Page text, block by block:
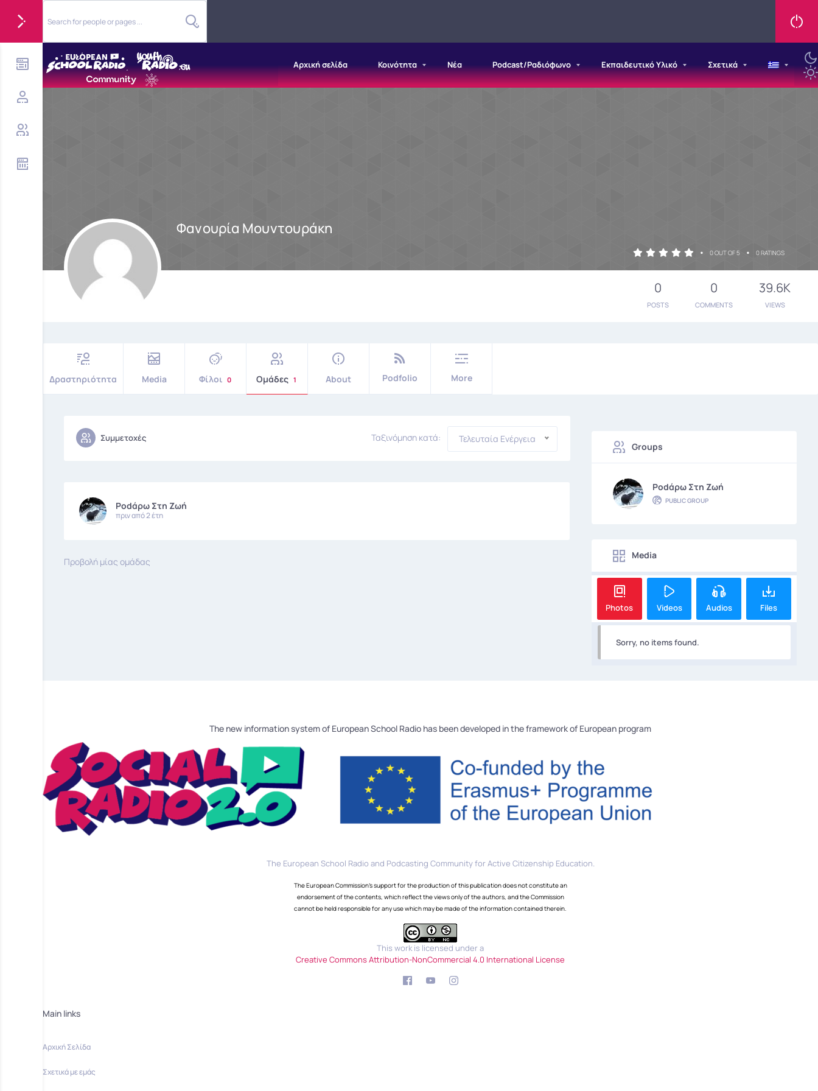
Αρχική σελίδα Κοινότητα Νέα Podcast/Ραδιόφωνο Εκπαιδευτικό Υλικό Σχετικά
Φανουρία Μουντουράκη
• 0 OUT OF 5 • 0 RATINGS
0
POSTS
0
COMMENTS
39.6K
VIEWS
Δραστηριότητα Media Φίλοι 0 Ομάδες 1 About Podfolio More
Συμμετοχές Ταξινόμηση κατά: Τελευταία Ενέργεια
Podάρω Στη Ζωή
πριν από 2 έτη
Προβολή μίας ομάδας
Groups
Podάρω Στη Ζωή
PUBLIC GROUP
Media
Photos Videos Audios Files
Sorry, no items found.
The new information system of European School Radio has been developed in the framework of European program
The European School Radio and Podcasting Community for Active Citizenship Education.
The European Commission's support for the production of this publication does not constitute an
endorsement of the contents, which reflect the views only of the authors, and the Commission
cannot be held responsible for any use which may be made of the information contained therein.
This work is licensed under a
Creative Commons Attribution-NonCommercial 4.0 International License
Main links
Αρχική Σελίδα
Σχετικά με εμάς